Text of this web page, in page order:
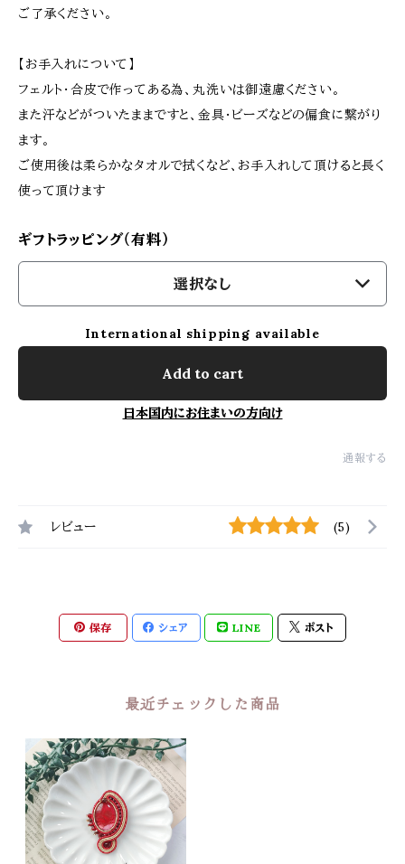
ご了承ください。
【お手入れについて】
フェルト･合皮で作ってある為、丸洗いは御遠慮ください。
また汗などがついたままですと、金具･ビーズなどの偏食に繋がり
ます。
ご使用後は柔らかなタオルで拭くなど、お手入れして頂けると長く
使って頂けます
ギフトラッピング（有料）
選択なし
International shipping available
Add to cart
日本国内にお住まいの方向け
通報する
レビュー (5)
保存 シェア LINE ポスト
最近チェックした商品